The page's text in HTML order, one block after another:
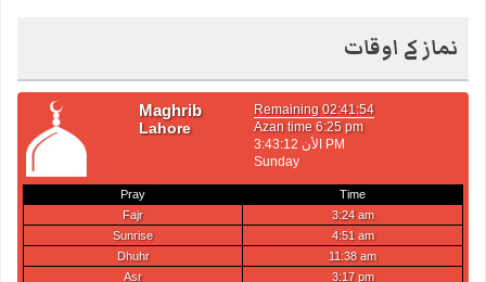
نماز کے اوقات